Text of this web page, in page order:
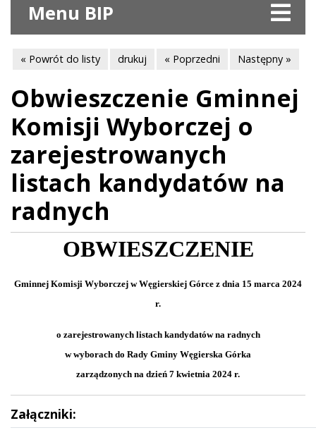
Menu BIP
« Powrót do listy drukuj « Poprzedni Następny »
Obwieszczenie Gminnej
Komisji Wyborczej o
zarejestrowanych
listach kandydatów na
radnych
OBWIESZCZENIE
Gminnej Komisji Wyborczej w Węgierskiej Górce z dnia 15 marca 2024
r.
o zarejestrowanych listach kandydatów na radnych
w wyborach do Rady Gminy Węgierska Górka
zarządzonych na dzień 7 kwietnia 2024 r.
Załączniki: